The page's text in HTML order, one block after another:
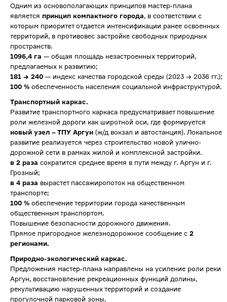
Одним из основополагающих принципов мастер-плана
является принцип компактного города, в соответствии с
которым приоритет отдается интенсификации ранее освоенных
территорий, в противовес застройке свободных природных
пространств.
1096,4 га — общая площадь незастроенных территорий,
предлагаемых к развитию;
181 → 240 — индекс качества городской среды (2023 → 2036 гг.);
100 % обеспеченность населения социальной инфраструктурой.
Транспортный каркас.
Развитие транспортного каркаса предусматривает повышение
роли железной дороги как широтной оси, где формируется
новый узел – ТПУ Аргун (ж/д вокзал и автостанция). Локальное
развитие реализуется через строительство новой улично-
дорожной сети в рамках жилой и комплексной застройки.
в 2 раза сократится среднее время в пути между г. Аргун и г.
Грозный;
в 4 раза вырастет пассажиропоток на общественном
транспорте;
100 % обеспечение территории города качественным
общественным транспортом.
Повышение безопасности дорожного движения.
Прямое пригородное железнодорожное сообщение с 2
регионами.
Природно-экологический каркас.
Предложения мастер-плана направлены на усиление роли реки
Аргун, восстановление рекреационных функций долины,
рекультивацию нарушенных территорий и создание
прогулочной парковой зоны.